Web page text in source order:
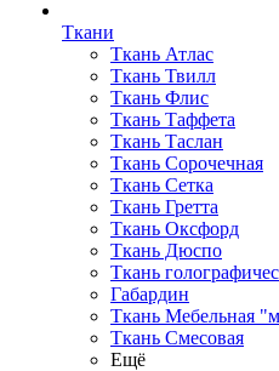
Ткани
Ткань Атлас
Ткань Твилл
Ткань Флис
Ткань Таффета
Ткань Таслан
Ткань Сорочечная
Ткань Сетка
Ткань Гретта
Ткань Оксфорд
Ткань Дюспо
Ткань
Габардин
Ткань Мебельная
Ткань Смесовая
Ещё